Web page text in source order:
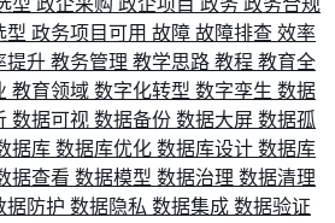
型 政企采购 政企项目 政务 政务合规
型 政务项目可用 故障 故障排查 效率
提升 教务管理 教学思路 教程 教育全
教育领域 数字化转型 数字孪生 数据
数据可视 数据备份 数据大屏 数据孤
据库 数据库优化 数据库设计 数据库
据查看 数据模型 数据治理 数据清理
据防护 数据隐私 数据集成 数据验证